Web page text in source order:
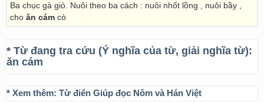
Ba chục gà giò. Nuôi theo ba cách : nuôi nhốt lồng , nuôi bầy ,
cho ăn cám cò
* Từ đang tra cứu (Ý nghĩa của từ, giải nghĩa từ):
ăn cám
* Xem thêm: Từ điển Giúp đọc Nôm và Hán Việt